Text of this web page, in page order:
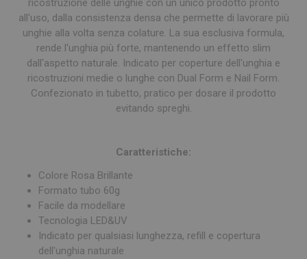
ricostruzione delle unghie con un unico prodotto pronto
all'uso, dalla consistenza densa che permette di lavorare più
unghie alla volta senza colature. La sua esclusiva formula,
rende l'unghia più forte, mantenendo un effetto slim
dall'aspetto naturale. Indicato per coperture dell'unghia e
ricostruzioni medie o lunghe con Dual Form e Nail Form.
Confezionato in tubetto, pratico per dosare il prodotto
evitando spreghi.
Caratteristiche:
Colore Rosa Brillante
Formato tubo 60g
Facile da modellare
Tecnologia LED&UV
Indicato per qualsiasi lunghezza, refill e copertura
dell'unghia naturale